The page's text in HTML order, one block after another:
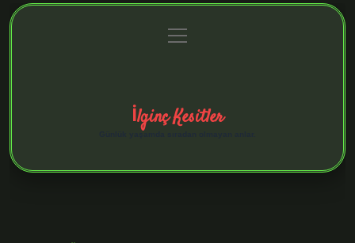
Gizlilik Politikası
menüyü
aç
İlginç Kesitler